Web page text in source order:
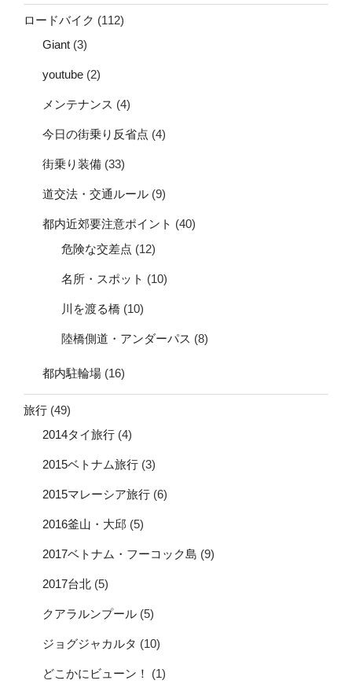
ロードバイク (112)
Giant (3)
youtube (2)
メンテナンス (4)
今日の街乗り反省点 (4)
街乗り装備 (33)
道交法・交通ルール (9)
都内近郊要注意ポイント (40)
危険な交差点 (12)
名所・スポット (10)
川を渡る橋 (10)
陸橋側道・アンダーパス (8)
都内駐輪場 (16)
旅行 (49)
2014タイ旅行 (4)
2015ベトナム旅行 (3)
2015マレーシア旅行 (6)
2016釜山・大邱 (5)
2017ベトナム・フーコック島 (9)
2017台北 (5)
クアラルンプール (5)
ジョグジャカルタ (10)
どこかにビューン！ (1)